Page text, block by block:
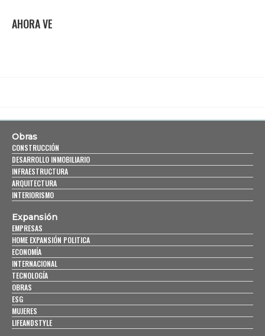
AHORA VE
Obras
CONSTRUCCIÓN
DESARROLLO INMOBILIARIO
INFRAESTRUCTURA
ARQUITECTURA
INTERIORISMO
Expansión
EMPRESAS
HOME EXPANSIÓN POLITICA
ECONOMÍA
INTERNACIONAL
TECNOLOGÍA
OBRAS
ESG
MUJERES
LIFEANDSTYLE